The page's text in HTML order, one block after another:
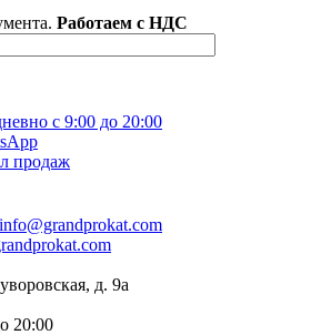
Работаем с НДС
с 9:00 до 20:00
продаж
info@grandprokat.com
д. 9а
20:00